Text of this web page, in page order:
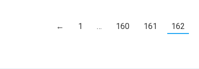
← 1 … 160 161 162